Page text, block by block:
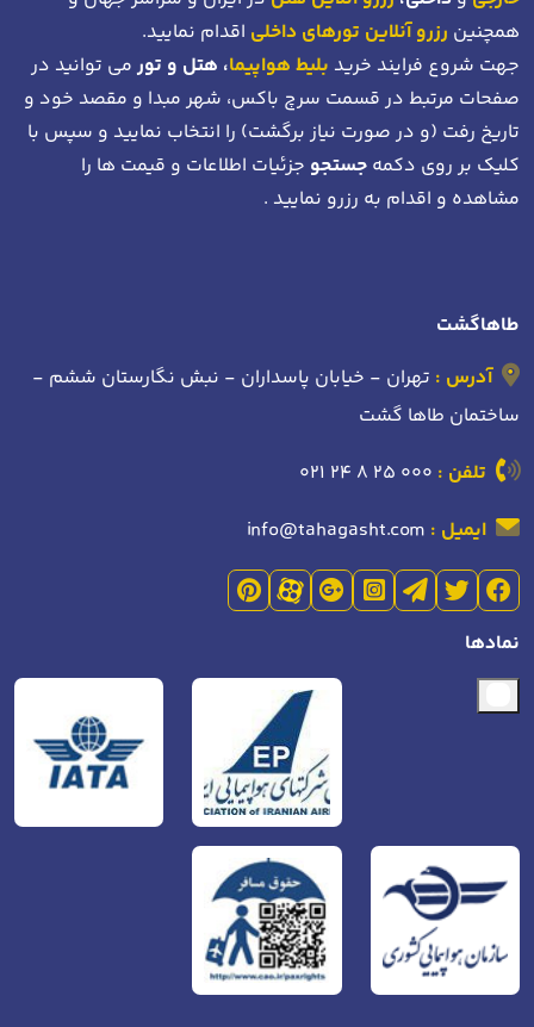
همچنین رزرو آنلاین تورهای داخلی اقدام نمایید.
جهت شروع فرایند خرید بلیط هواپیما، هتل و تورمی توانید در
صفحات مرتبط در قسمت سرچ باکس، شهر مبدا و مقصد خود و
تاریخ رفت (و در صورت نیاز برگشت) را انتخاب نمایید و سپس با
کلیک بر روی دکمه جستجو جزئیات اطلاعات و قیمت ها را
مشاهده و اقدام به رزرو نمایید .
طاهاگشت
آدرس : تهران - خیابان پاسداران - نبش نگارستان ششم -
ساختمان طاها گشت
تلفن : 021 24 8 25 000
ایمیل : info@tahagasht.com
نمادها